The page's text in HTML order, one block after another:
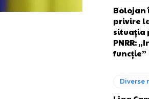
Bolojan
privire
situația
PNRR:
funcție”
Diverse